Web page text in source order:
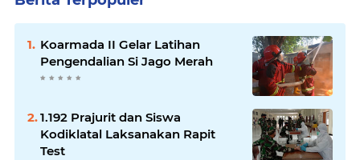
Koarmada II Gelar Latihan
Pengendalian Si Jago Merah
1.192 Prajurit dan Siswa
Kodiklatal Laksanakan Rapit
Test